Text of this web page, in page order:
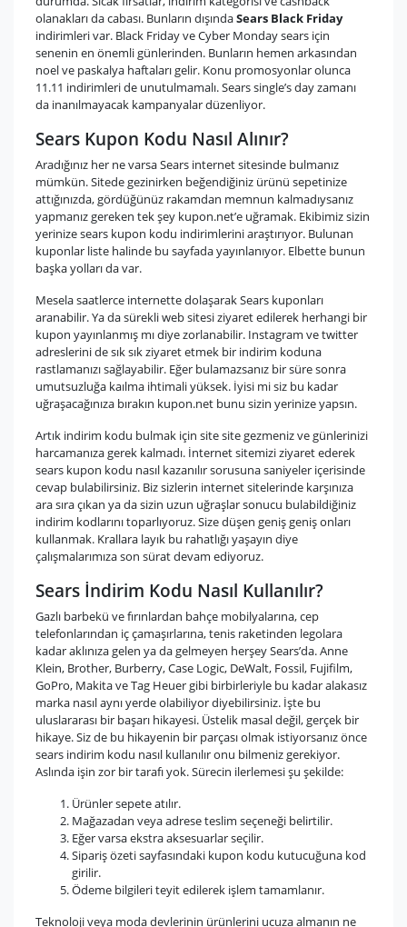
olanakları da cabası. Bunların dışındaSears Black Friday
indirimleri var. Black Friday ve Cyber Monday sears için
senenin en önemli günlerinden. Bunların hemen arkasından
noel ve paskalya haftaları gelir. Konu promosyonlar olunca
11.11 indirimleri de unutulmamalı. Sears single’s day zamanı
da inanılmayacak kampanyalar düzenliyor.
Sears Kupon Kodu Nasıl Alınır?
Aradığınız her ne varsa Sears internet sitesinde bulmanız
mümkün. Sitede gezinirken beğendiğiniz ürünü sepetinize
attığınızda, gördüğünüz rakamdan memnun kalmadıysanız
yapmanız gereken tek şey kupon.net’e uğramak. Ekibimiz sizin
yerinize sears kupon kodu indirimlerini araştırıyor. Bulunan
kuponlar liste halinde bu sayfada yayınlanıyor. Elbette bunun
başka yolları da var.
Mesela saatlerce internette dolaşarak Sears kuponları
aranabilir. Ya da sürekli web sitesi ziyaret edilerek herhangi bir
kupon yayınlanmış mı diye zorlanabilir. Instagram ve twitter
adreslerini de sık sık ziyaret etmek bir indirim koduna
rastlamanızı sağlayabilir. Eğer bulamazsanız bir süre sonra
umutsuzluğa kaılma ihtimali yüksek. İyisi mi siz bu kadar
uğraşacağınıza bırakın kupon.net bunu sizin yerinize yapsın.
Artık indirim kodu bulmak için site site gezmeniz ve günlerinizi
harcamanıza gerek kalmadı. İnternet sitemizi ziyaret ederek
sears kupon kodu nasıl kazanılır sorusuna saniyeler içerisinde
cevap bulabilirsiniz. Biz sizlerin internet sitelerinde karşınıza
ara sıra çıkan ya da sizin uzun uğraşlar sonucu bulabildiğiniz
indirim kodlarını toparlıyoruz. Size düşen geniş geniş onları
kullanmak. Krallara layık bu rahatlığı yaşayın diye
çalışmalarımıza son sürat devam ediyoruz.
Sears İndirim Kodu Nasıl Kullanılır?
Gazlı barbekü ve fırınlardan bahçe mobilyalarına, cep
telefonlarından iç çamaşırlarına, tenis raketinden legolara
kadar aklınıza gelen ya da gelmeyen herşey Sears’da. Anne
Klein, Brother, Burberry, Case Logic, DeWalt, Fossil, Fujifilm,
GoPro, Makita ve Tag Heuer gibi birbirleriyle bu kadar alakasız
marka nasıl aynı yerde olabiliyor diyebilirsiniz. İşte bu
uluslararası bir başarı hikayesi. Üstelik masal değil, gerçek bir
hikaye. Siz de bu hikayenin bir parçası olmak istiyorsanız önce
sears indirim kodu nasıl kullanılır onu bilmeniz gerekiyor.
Aslında işin zor bir tarafı yok. Sürecin ilerlemesi şu şekilde:
Ürünler sepete atılır.
Mağazadan veya adrese teslim seçeneği belirtilir.
Eğer varsa ekstra aksesuarlar seçilir.
Sipariş özeti sayfasındaki kupon kodu kutucuğuna kod
girilir.
Ödeme bilgileri teyit edilerek işlem tamamlanır.
Teknoloji veya moda devlerinin ürünlerini ucuza almanın ne